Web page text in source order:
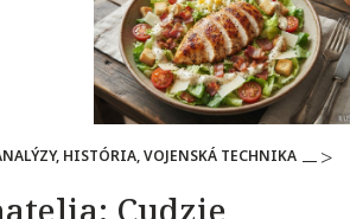
HISTÓRIA, VOJENSKÁ TECHNIKA